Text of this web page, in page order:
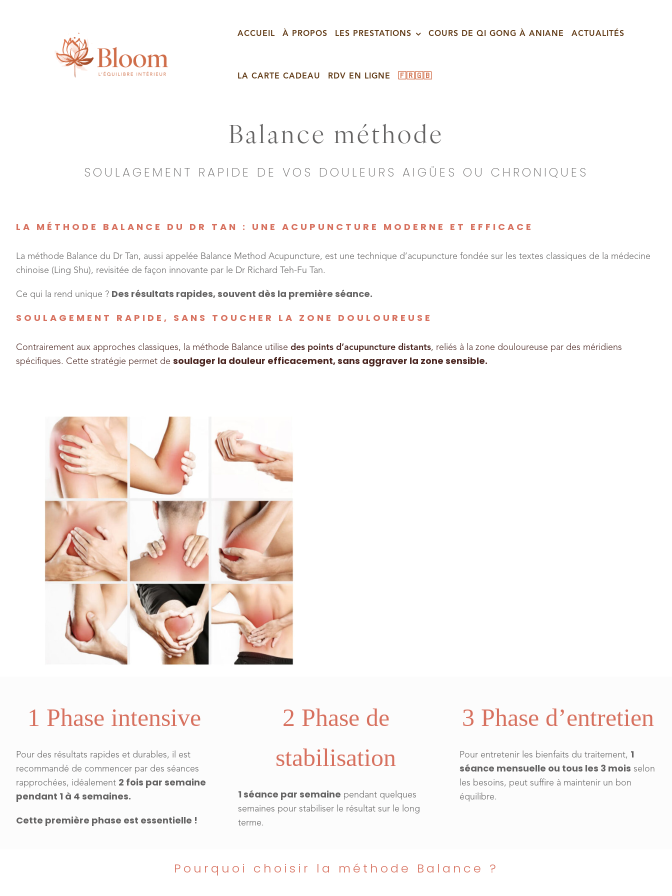
ACCUEIL À PROPOS LES PRESTATIONS COURS DE QI GONG À ANIANE ACTUALITÉS
LA CARTE CADEAU RDV EN LIGNE 🇫🇷🇬🇧
Balance méthode
SOULAGEMENT RAPIDE DE VOS DOULEURS AIGÜES OU CHRONIQUES
LA MÉTHODE BALANCE DU DR TAN : UNE ACUPUNCTURE MODERNE ET EFFICACE
La méthode Balance du Dr Tan, aussi appelée Balance Method Acupuncture, est une technique d’acupuncture fondée sur les textes classiques de la médecine
chinoise (Ling Shu), revisitée de façon innovante par le Dr Richard Teh-Fu Tan.
Ce qui la rend unique ? Des résultats rapides, souvent dès la première séance.
SOULAGEMENT RAPIDE, SANS TOUCHER LA ZONE DOULOUREUSE
Contrairement aux approches classiques, la méthode Balance utilise des points d’acupuncture distants, reliés à la zone douloureuse par des méridiens
spécifiques. Cette stratégie permet de soulager la douleur efficacement, sans aggraver la zone sensible.
1 Phase intensive
Pour des résultats rapides et durables, il est
recommandé de commencer par des séances
rapprochées, idéalement 2 fois par semaine
pendant 1 à 4 semaines.
Cette première phase est essentielle !
2 Phase de
stabilisation
1 séance par semaine pendant quelques
semaines pour stabiliser le résultat sur le long
terme.
3 Phase d’entretien
Pour entretenir les bienfaits du traitement, 1
séance mensuelle ou tous les 3 mois selon
les besoins, peut suffire à maintenir un bon
équilibre.
Pourquoi choisir la méthode Balance ?